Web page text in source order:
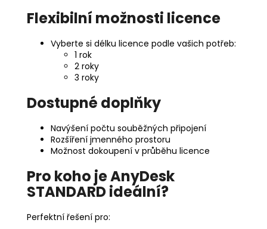
Flexibilní možnosti licence
Vyberte si délku licence podle vašich potřeb:
1 rok
2 roky
3 roky
Dostupné doplňky
Navýšení počtu souběžných připojení
Rozšíření jmenného prostoru
Možnost dokoupení v průběhu licence
Pro koho je AnyDesk
STANDARD ideální?
Perfektní řešení pro: